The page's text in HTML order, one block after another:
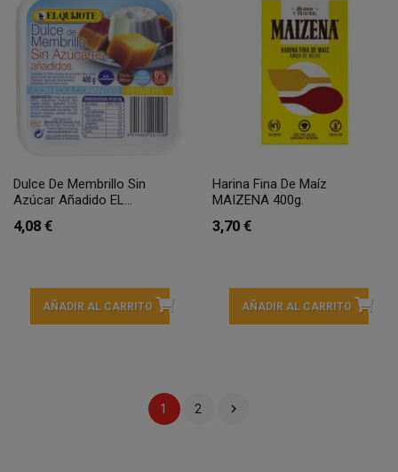
Dulce De Membrillo Sin
Azúcar Añadido EL...
4,08 €
AÑADIR AL CARRITO
Harina Fina De Maíz
MAIZENA 400g.
3,70 €
AÑADIR AL CARRITO
1 2 